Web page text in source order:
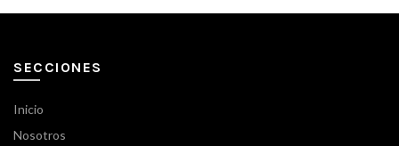
SECCIONES
Inicio
Nosotros